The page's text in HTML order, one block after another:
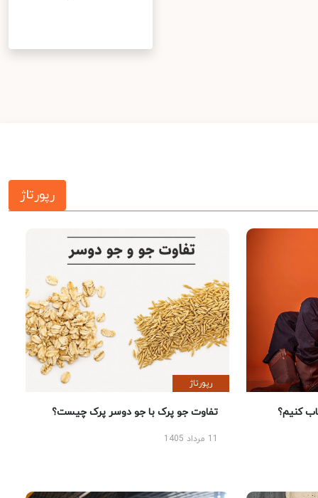
رپورتاژ
کنیم؟
رپورتاژ
تفاوت جو پرک با جو دوسر پرک چیست؟